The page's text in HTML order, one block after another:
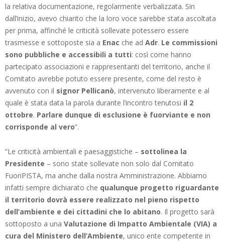
la relativa documentazione, regolarmente verbalizzata. Sin
dall’inizio, avevo chiarito che la loro voce sarebbe stata ascoltata
per prima, affinché le criticità sollevate potessero essere
trasmesse e sottoposte sia a Enac che ad Adr. Le commissioni
sono pubbliche e accessibili a tutti: così come hanno
partecipato associazioni e rappresentanti del territorio, anche il
Comitato avrebbe potuto essere presente, come del resto è
avvenuto con il signor Pellicanò, intervenuto liberamente e al
quale è stata data la parola durante l’incontro tenutosi il 2
ottobre. Parlare dunque di esclusione è fuorviante e non
corrisponde al vero”.
“Le criticità ambientali e paesaggistiche – sottolinea la
Presidente – sono state sollevate non solo dal Comitato
FuoriPISTA, ma anche dalla nostra Amministrazione. Abbiamo
infatti sempre dichiarato che qualunque progetto riguardante
il territorio dovrà essere realizzato nel pieno rispetto
dell’ambiente e dei cittadini che lo abitano. Il progetto sarà
sottoposto a una Valutazione di Impatto Ambientale (VIA) a
cura del Ministero dell’Ambiente, unico ente competente in